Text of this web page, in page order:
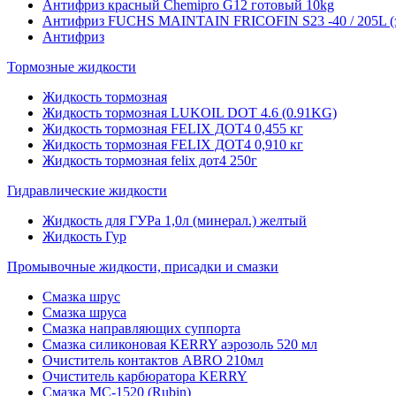
Антифриз красный Chemipro G12 готовый 10kg
Антифриз FUCHS MAINTAIN FRICOFIN S23 -40 / 205L
Антифриз
Тормозные жидкости
Жидкость тормозная
Жидкость тормозная LUKOIL DOT 4.6 (0.91KG)
Жидкость тормозная FELIX ДОТ4 0,455 кг
Жидкость тормозная FELIX ДОТ4 0,910 кг
Жидкость тормозная felix дот4 250г
Гидравлические жидкости
Жидкость для ГУРа 1,0л (минерал.) желтый
Жидкость Гур
Промывочные жидкости, присадки и смазки
Смазка шрус
Смазка шруса
Смазка направляющих суппорта
Смазка силиконовая KERRY аэрозоль 520 мл
Очиститель контактов ABRO 210мл
Очиститель карбюратора KERRY
Смазка МС-1520 (Rubin)